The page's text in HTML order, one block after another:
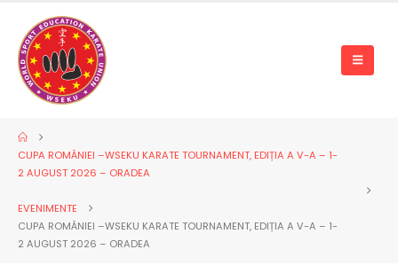
CUPA ROMÂNIEI –WSEKU KARATE TOURNAMENT, EDIȚIA A V-A – 1-
2 AUGUST 2026 – ORADEA
EVENIMENTE
CUPA ROMÂNIEI –WSEKU KARATE TOURNAMENT, EDIȚIA A V-A – 1-
2 AUGUST 2026 – ORADEA